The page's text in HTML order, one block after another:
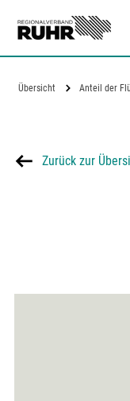
Übersicht
Zurück zur